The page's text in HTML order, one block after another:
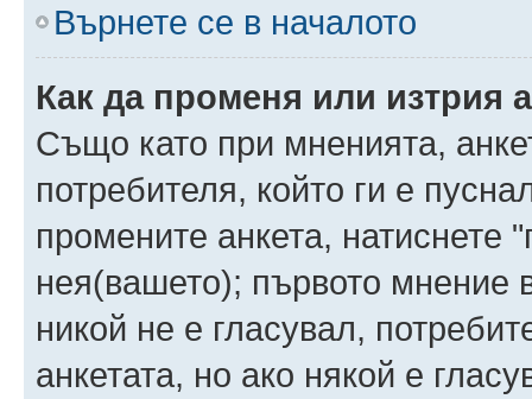
Върнете се в началото
Как да променя или изтрия
Също като при мненията,
потребителя, който ги е
промените анкета, натиснете
нея(вашето); първото мнение
никой не е гласувал,
анкетата, но ако някой е